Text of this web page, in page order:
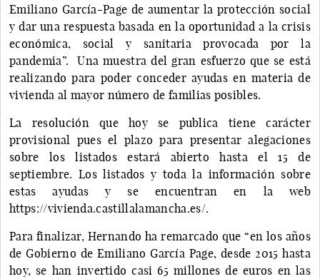
Emiliano García-Page de aumentar la protección social
y dar una respuesta basada en la oportunidad a la crisis
económica, social y sanitaria provocada por la
pandemia”. Una muestra del gran esfuerzo que se está
realizando para poder conceder ayudas en materia de
vivienda al mayor número de familias posibles.
La resolución que hoy se publica tiene carácter
provisional pues el plazo para presentar alegaciones
sobre los listados estará abierto hasta el 15 de
septiembre. Los listados y toda la información sobre
estas ayudas y se encuentran en la web
https://vivienda.castillalamancha.es/.
Para finalizar, Hernando ha remarcado que “en los años
de Gobierno de Emiliano García Page, desde 2015 hasta
hoy, se han invertido casi 65 millones de euros en las